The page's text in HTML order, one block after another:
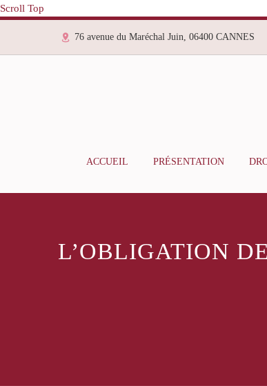
Scroll Top
76 avenue du Maréchal Juin, 06400 CANNES
ACCUEIL PRÉSENTATION
L’OBLIGATION